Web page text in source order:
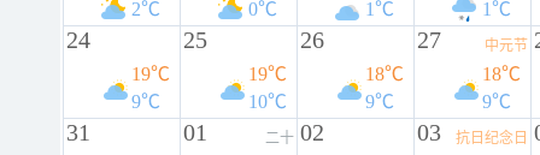
2℃
0℃
1℃
1℃
24
19℃
9℃
25
19℃
10℃
26
18℃
9℃
27 中元节
18℃
9℃
31 01 二十 02 03 抗日纪念日